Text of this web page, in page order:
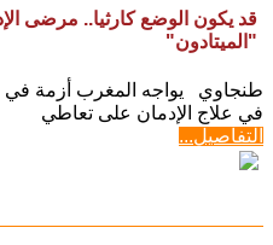
قد يكون الوضع كارثيا.. مرضى
"الميتادون"
طنجاوي يواجه المغرب أزمة في
في علاج الإدمان على تعاطي
التفاصيل...